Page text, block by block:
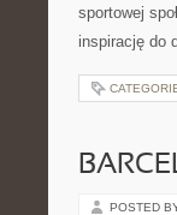
sportowej
inspirację do
POSTED